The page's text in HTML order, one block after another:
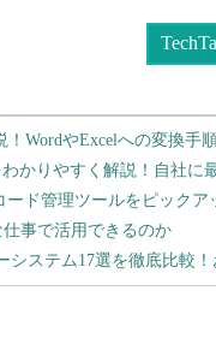
WordやExcelへの変換手
かりやすく解説！自社に
ード管理ツールをピックア
事で活用できるのか
システム17選を徹底比較